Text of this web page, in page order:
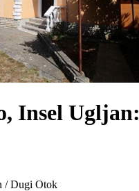
Insel
/ Dugi Otok